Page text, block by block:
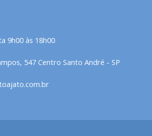
9h00 às 18h00
547 Centro Santo André - SP